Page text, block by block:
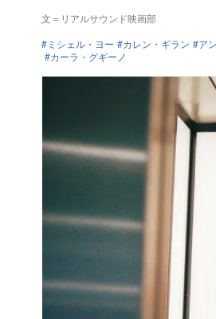
文＝リアルサウンド映画部
ミシェル・ヨー
カレン・ギラン ア
カーラ・グギーノ